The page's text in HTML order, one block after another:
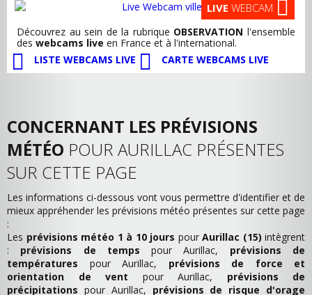
LIVE WEBCAM
Découvrez au sein de la rubrique OBSERVATION l'ensemble
des webcams live en France et à l'international.
LISTE WEBCAMS LIVE
CARTE WEBCAMS LIVE
CONCERNANT LES PRÉVISIONS
MÉTÉO POUR AURILLAC PRÉSENTES
SUR CETTE PAGE
Les informations ci-dessous vont vous permettre d'identifier et de
mieux appréhender les prévisions météo présentes sur cette page
:
Les prévisions météo 1 à 10 jours pour Aurillac (15) intègrent
: prévisions de temps pour Aurillac, prévisions de
températures pour Aurillac, prévisions de force et
orientation de vent pour Aurillac, prévisions de
précipitations pour Aurillac, prévisions de risque d'orage